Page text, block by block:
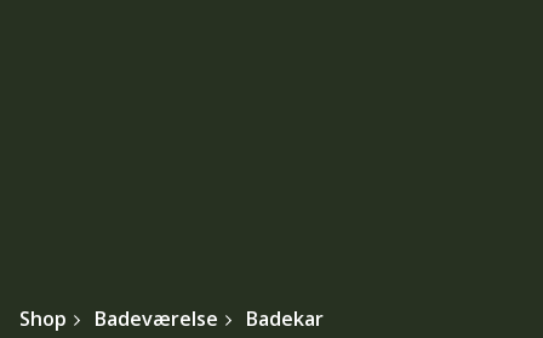
Shop Badeværelse
Badekar